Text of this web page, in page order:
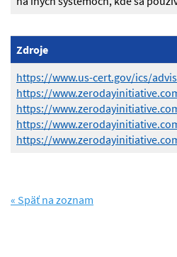
Zdroje
https://www.us-cert.gov/ics/
https://
https://
https://
https://
« Späť na zoznam